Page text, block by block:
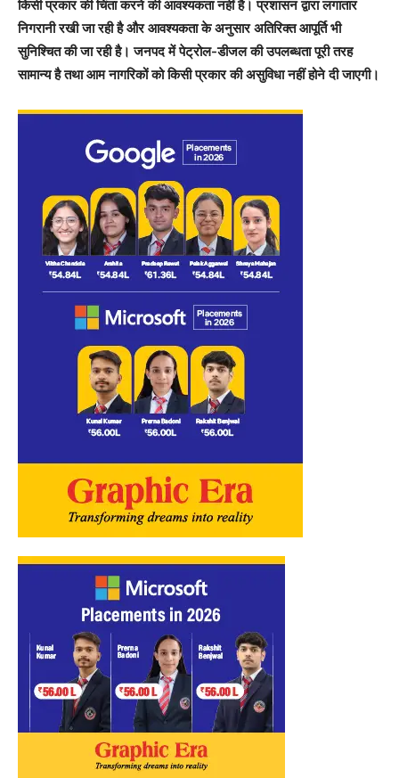
किसी प्रकार की चिंता करने की आवश्यकता नहीं है। प्रशासन द्वारा लगातार
निगरानी रखी जा रही है और आवश्यकता के अनुसार अतिरिक्त आपूर्ति भी
सुनिश्चित की जा रही है। जनपद में पेट्रोल-डीजल की उपलब्धता पूरी तरह
सामान्य है तथा आम नागरिकों को किसी प्रकार की असुविधा नहीं होने दी जाएगी।